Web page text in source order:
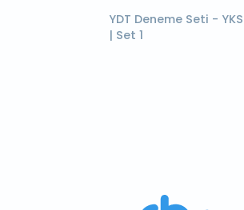
YDT Deneme Seti -
| Set 1